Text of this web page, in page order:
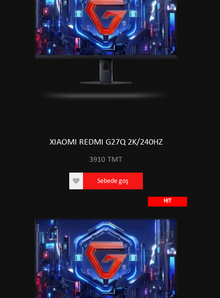
XIAOMI REDMI G27Q 2K/240HZ
3910 TMT
Sebede goş
HIT